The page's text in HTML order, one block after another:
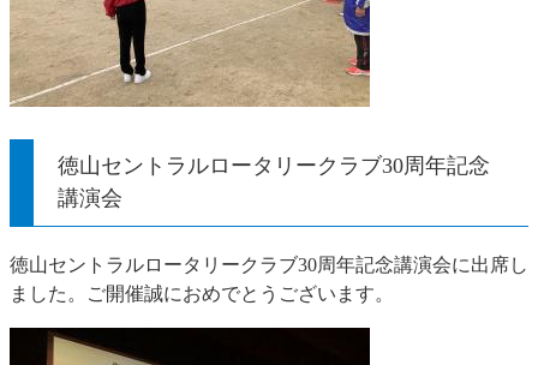
徳山セントラルロータリークラブ30周年記念
講演会
徳山セントラルロータリークラブ30周年記念講演会に出席し
ました。ご開催誠におめでとうございます。